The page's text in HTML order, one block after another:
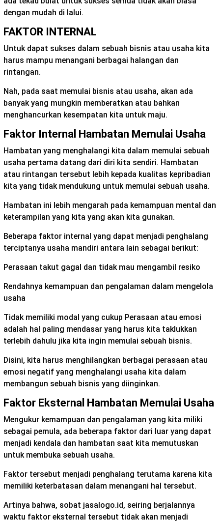
dengan mudah di lalui.
FAKTOR INTERNAL
Untuk dapat sukses dalam sebuah bisnis atau usaha kita
harus mampu menangani berbagai halangan dan
rintangan.
Nah, pada saat memulai bisnis atau usaha, akan ada
banyak yang mungkin memberatkan atau bahkan
menghancurkan kesempatan kita untuk maju.
Faktor Internal Hambatan Memulai Usaha
Hambatan yang menghalangi kita dalam memulai sebuah
usaha pertama datang dari diri kita sendiri. Hambatan
atau rintangan tersebut lebih kepada kualitas kepribadian
kita yang tidak mendukung untuk memulai sebuah usaha.
Hambatan ini lebih mengarah pada kemampuan mental dan
keterampilan yang kita yang akan kita gunakan.
Beberapa faktor internal yang dapat menjadi penghalang
terciptanya usaha mandiri antara lain sebagai berikut:
Perasaan takut gagal dan tidak mau mengambil resiko
Rendahnya kemampuan dan pengalaman dalam mengelola
usaha
Tidak memiliki modal yang cukup Perasaan atau emosi
adalah hal paling mendasar yang harus kita taklukkan
terlebih dahulu jika kita ingin memulai sebuah bisnis.
Disini, kita harus menghilangkan berbagai perasaan atau
emosi negatif yang menghalangi usaha kita dalam
membangun sebuah bisnis yang diinginkan.
Faktor Eksternal Hambatan Memulai Usaha
Mengukur kemampuan dan pengalaman yang kita miliki
sebagai pemula, ada beberapa faktor dari luar yang dapat
menjadi kendala dan hambatan saat kita memutuskan
untuk membuka sebuah usaha.
Faktor tersebut menjadi penghalang terutama karena kita
memiliki keterbatasan dalam menangani hal tersebut.
Artinya bahwa, sobat jasalogo.id, seiring berjalannya
waktu faktor eksternal tersebut tidak akan menjadi